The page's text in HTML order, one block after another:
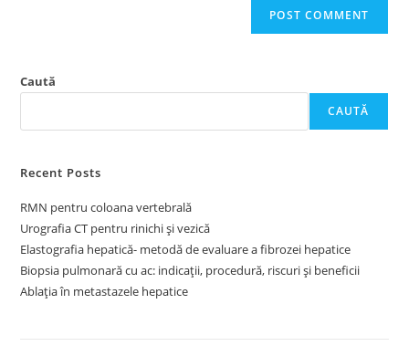
Caută
CAUTĂ
Recent Posts
RMN pentru coloana vertebrală
Urografia CT pentru rinichi și vezică
Elastografia hepatică- metodă de evaluare a fibrozei hepatice
Biopsia pulmonară cu ac: indicații, procedură, riscuri și beneficii
Ablația în metastazele hepatice